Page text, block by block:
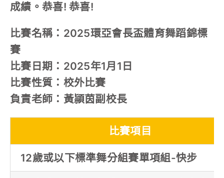
成績。恭喜! 恭喜!
比賽名稱：2025環亞會長盃體育舞蹈錦標
賽
比賽日期：2025年1月1日
比賽性質：校外比賽
負責老師：黃頴茵副校長
比賽項目
12歲或以下標準舞分組賽單項組-快步